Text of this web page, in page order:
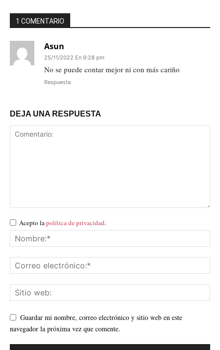
1 COMENTARIO
Asun
25/11/2022 En 9:28 pm
No se puede contar mejor ni con más cariño
Respuesta
DEJA UNA RESPUESTA
Acepto la política de privacidad.
Guardar mi nombre, correo electrónico y sitio web en este
navegador la próxima vez que comente.